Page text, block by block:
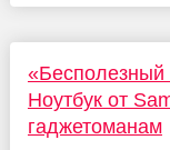
«Бесполезный
Ноутбук от
гаджетоманам